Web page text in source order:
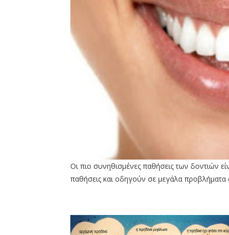
Οι πιο συνηθισμένες παθήσεις των δοντιών
παθήσεις και οδηγούν σε μεγάλα προβλήματα